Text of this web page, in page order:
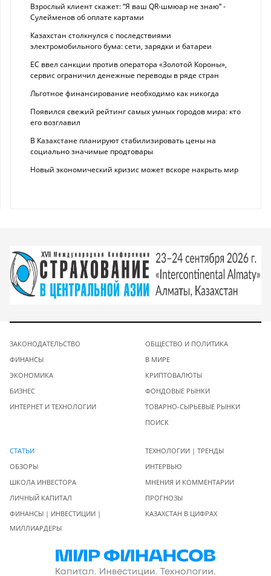
Взрослый клиент скажет: “Я ваш QR-шмюар не знаю“ -
Сулейменов об оплате картами
Казахстан столкнулся с последствиями
электромобильного бума: сети, зарядки и батареи
ЕС ввел санкции против оператора «Золотой Короны»,
сервис ограничил денежные переводы в ряде стран
Льготное финансирование необходимо как никогда
Появился свежий рейтинг самых умных городов мира: кто
его возглавил
В Казахстане планируют стабилизировать цены на
социально значимые продтовары
Новый экономический кризис может вскоре накрыть мир
ЗАКОНОДАТЕЛЬСТВО
ФИНАНСЫ
ЭКОНОМИКА
БИЗНЕС
ИНТЕРНЕТ И ТЕХНОЛОГИИ
ОБЩЕСТВО И ПОЛИТИКА
В МИРЕ
КРИПТОВАЛЮТЫ
ФОНДОВЫЕ РЫНКИ
ТОВАРНО-СЫРЬЕВЫЕ РЫНКИ
ПОИСК
СТАТЬИ
ОБЗОРЫ
ШКОЛА ИНВЕСТОРА
ЛИЧНЫЙ КАПИТАЛ
ФИНАНСЫ | ИНВЕСТИЦИИ |
МИЛЛИАРДЕРЫ
ТЕХНОЛОГИИ | ТРЕНДЫ
ИНТЕРВЬЮ
МНЕНИЯ И КОММЕНТАРИИ
ПРОГНОЗЫ
КАЗАХСТАН В ЦИФРАХ